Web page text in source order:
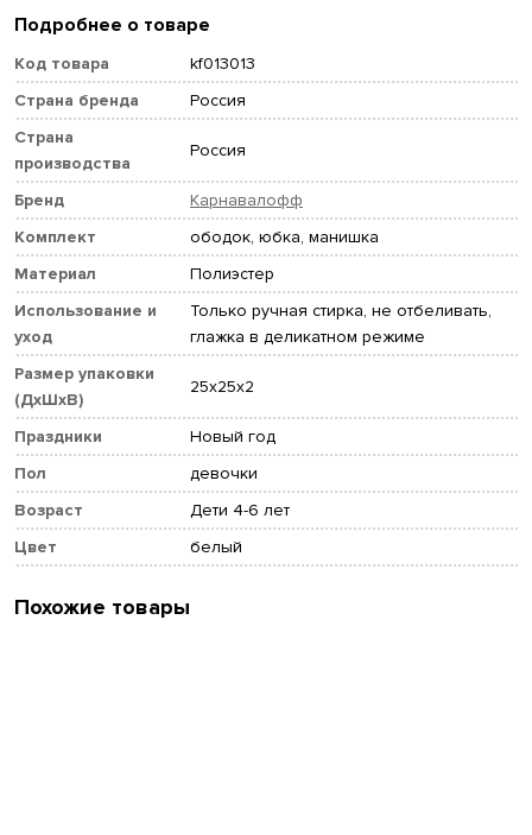
Подробнее о товаре
Код товара
kf013013
Страна бренда
Россия
Страна
производства
Россия
Бренд
Карнавалофф
Комплект
ободок, юбка, манишка
Материал
Полиэстер
Использование и
уход
Только ручная стирка, не отбеливать,
глажка в деликатном режиме
Размер упаковки
(ДхШхВ)
25x25x2
Праздники
Новый год
Пол
девочки
Возраст
Дети 4-6 лет
Цвет
белый
Похожие товары